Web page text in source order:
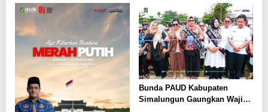
Universitas Pattimura
Bunda PAUD Kabupaten
Simalungun Gaungkan Wajib